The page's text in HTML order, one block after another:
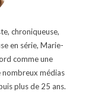
chroniqueuse,
en série, Marie-
comme une
médias
plus de 25 ans.